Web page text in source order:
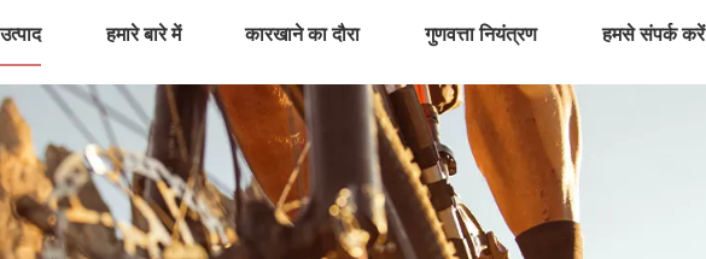
उत्पाद हमारे बारे में कारखाने का दौरा गुणवत्ता नियंत्रण हमसे संपर्क करें